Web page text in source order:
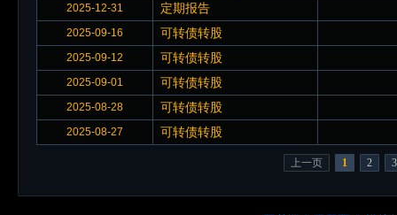
2025-12-31 定期报告
2025-09-16 可转债转股
2025-09-12 可转债转股
2025-09-01 可转债转股
2025-08-28 可转债转股
2025-08-27 可转债转股
上一页 1 2 3